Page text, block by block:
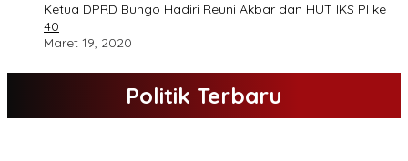
Ketua DPRD Bungo Hadiri Reuni Akbar dan HUT IKS PI ke
40
Maret 19, 2020
Politik Terbaru